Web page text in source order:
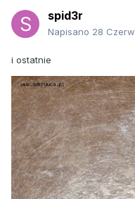
spid3r
Napisano 28
i ostatnie